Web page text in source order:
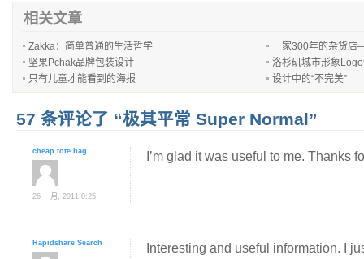
相关文章
Zakka：简单普通的生活哲学
一家300年的杂货
坚果Pchak品牌包装设计
洛杉矶城市形象
只有儿童才能看到的海报
设计中的“不完美”
57 条评论了 “极其平常 Super Normal”
cheap tote bag
26 一月, 2011 0:25
I’m glad it was useful to me. Thanks
Rapidshare Search
Interesting and useful information. I